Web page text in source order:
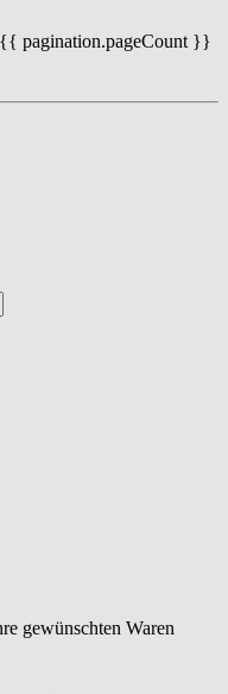
pagination.pageCount }}
gewünschten Waren